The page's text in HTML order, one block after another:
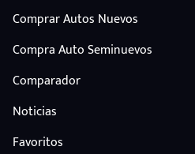
Comprar Autos Nuevos
Compra Auto Seminuevos
Comparador
Noticias
Favoritos